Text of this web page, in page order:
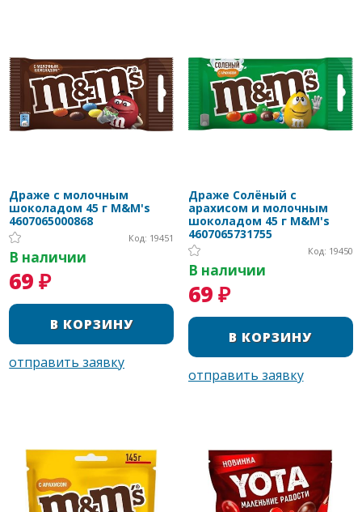
Драже с молочным
шоколадом 45 г M&M's
4607065000868
Код: 19451
В наличии
69 ₽
Драже Солёный с
арахисом и молочным
шоколадом 45 г M&M's
4607065731755
Код: 19450
В наличии
69 ₽